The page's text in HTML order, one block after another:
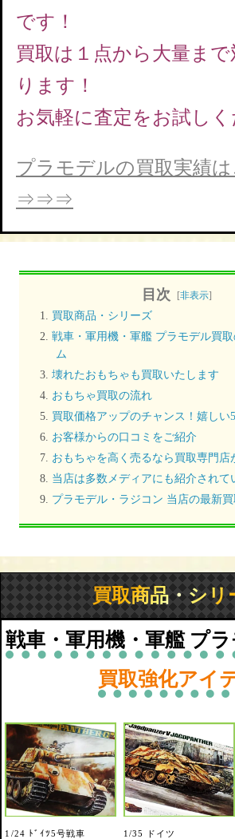
です！
買取は１点から大量ま
ります！
お気軽に査定をお試しく
プラモデルの買取実績は
⇒⇒⇒
目次 [非表示]
買取商品・シリーズ
戦車・軍用機・軍艦 プラモデル買
ム
壊れたおもちゃも買取いたします
おもちゃ買取の流れ
買取価格アップのチャンス！嬉しい
お客様からの口コミをご紹介
おもちゃを高く売るなら買取専門店
当店は多数メディアにも紹介されて
プラモデル・ラジコン 当店の最新買
買取商品・シリ
戦車・軍用機・軍艦 プ
買取強化アイ
1/24 ﾄﾞｲﾂ5号戦車
1/35 ドイツ